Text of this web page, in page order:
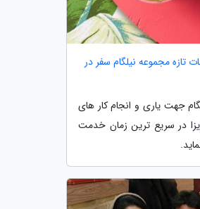
تازه مجموعه نیلگام سفر در
جهت یاری و انجام کار های
در سریع ترین زمان خدمت